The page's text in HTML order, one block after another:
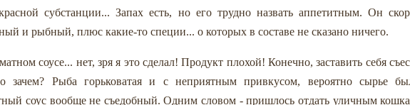
субстанции... Запах есть, но его трудно назвать аппетитным. Он
и рыбный, плюс какие-то специи... о которых в составе не сказано ничего.
соусе... нет, зря я это сделал! Продукт плохой! Конечно, заставить себя
Рыба горьковатая и с неприятным привкусом, вероятно сырье
соус вообще не съедобный. Одним словом - пришлось отдать уличным